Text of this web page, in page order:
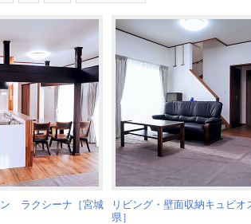
ン ラクシーナ［宮城
リビング・壁面収納キュビオ
県］